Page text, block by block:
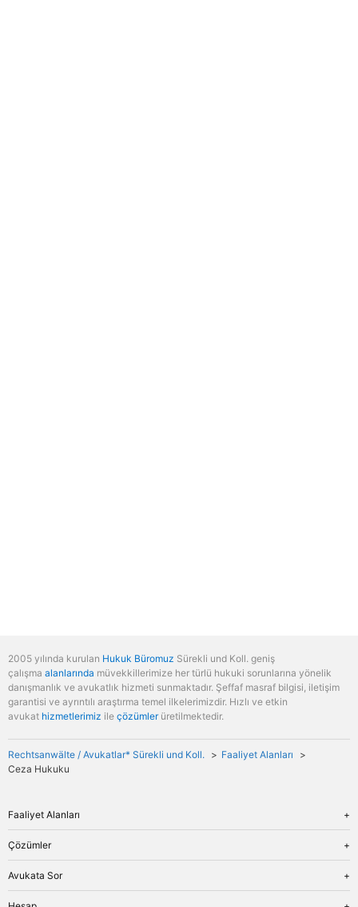
2005 yılında kurulan Hukuk Büromuz Sürekli und Koll. geniş
çalışma alanlarında müvekkillerimize her türlü hukuki sorunlarına yönelik
danışmanlık ve avukatlık hizmeti sunmaktadır. Şeffaf masraf bilgisi, iletişim
garantisi ve ayrıntılı araştırma temel ilkelerimizdir. Hızlı ve etkin
avukat hizmetlerimiz ile çözümlerüretilmektedir.
Rechtsanwälte / Avukatlar* Sürekli und Koll.
Faaliyet Alanları
Ceza Hukuku
Faaliyet Alanları
Genel Bakış
İş Hukuku
Miras Hukuku
Çözümler
Genel Bakış
Tanıma ve Tenfiz
Avukata Sor
Genel Bakış